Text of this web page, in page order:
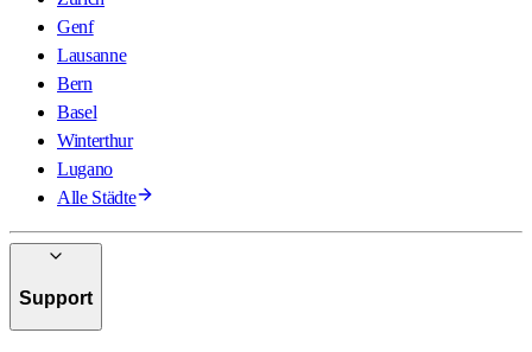
Genf
Lausanne
Bern
Basel
Winterthur
Lugano
Alle Städte
Support